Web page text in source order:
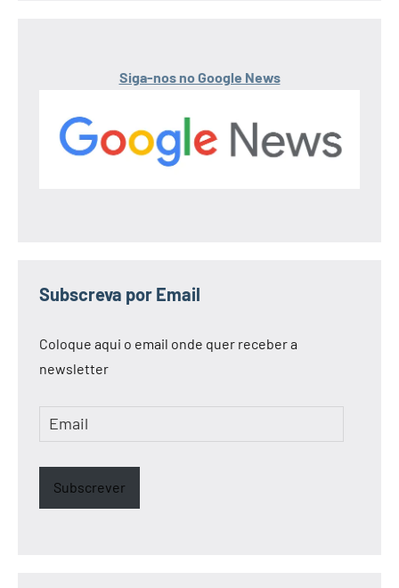
Siga-nos no Google News
Subscreva por Email
Coloque aqui o email onde quer receber a
newsletter
Email
Subscrever